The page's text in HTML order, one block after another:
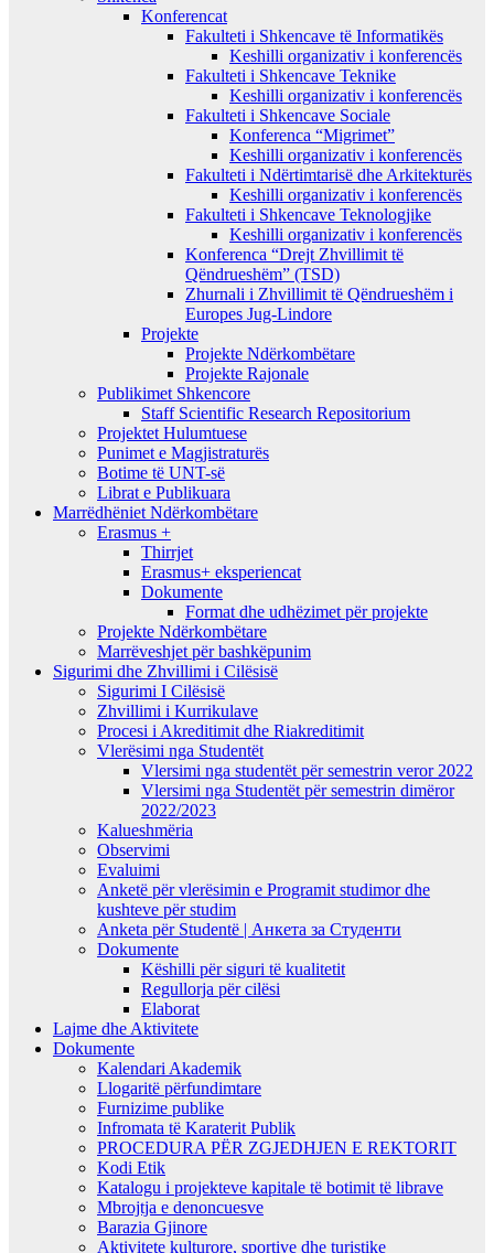
Konferencat
Fakulteti i Shkencave të Informatikës
Keshilli organizativ i konferencës
Fakulteti i Shkencave Teknike
Keshilli organizativ i konferencës
Fakulteti i Shkencave Sociale
Konferenca “Migrimet”
Keshilli organizativ i konferencës
Fakulteti i Ndërtimtarisë dhe Arkitekturës
Keshilli organizativ i konferencës
Fakulteti i Shkencave Teknologjike
Keshilli organizativ i konferencës
Konferenca “Drejt Zhvillimit të
Qëndrueshëm” (TSD)
Zhurnali i Zhvillimit të Qëndrueshëm i
Europes Jug-Lindore
Projekte
Projekte Ndërkombëtare
Projekte Rajonale
Publikimet Shkencore
Staff Scientific Research Repositorium
Projektet Hulumtuese
Punimet e Magjistraturës
Botime të UNT-së
Librat e Publikuara
Marrëdhëniet Ndërkombëtare
Erasmus +
Thirrjet
Erasmus+ eksperiencat
Dokumente
Format dhe udhëzimet për projekte
Projekte Ndërkombëtare
Marrëveshjet për bashkëpunim
Sigurimi dhe Zhvillimi i Cilësisë
Sigurimi I Cilësisë
Zhvillimi i Kurrikulave
Procesi i Akreditimit dhe Riakreditimit
Vlerësimi nga Studentët
Vlersimi nga studentët për semestrin veror 2022
Vlersimi nga Studentët për semestrin dimëror
2022/2023
Kalueshmëria
Observimi
Evaluimi
Anketë për vlerësimin e Programit studimor dhe
kushteve për studim
Anketa për Studentë | Анкета за Студенти
Dokumente
Këshilli për siguri të kualitetit
Regullorja për cilësi
Elaborat
Lajme dhe Aktivitete
Dokumente
Kalendari Akademik
Llogaritë përfundimtare
Furnizime publike
Infromata të Karaterit Publik
PROCEDURA PËR ZGJEDHJEN E REKTORIT
Kodi Etik
Katalogu i projekteve kapitale të botimit të librave
Mbrojtja e denoncuesve
Barazia Gjinore
Aktivitete kulturore, sportive dhe turistike